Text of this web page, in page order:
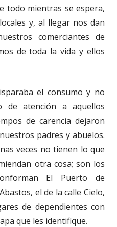
todo mientras se espera,
y, al llegar nos dan
comerciantes de
de toda la vida y ellos
el consumo y no
atención a aquellos
de carencia dejaron
padres y abuelos.
veces no tienen lo que
otra cosa; son los
El Puerto de
el de la calle Cielo,
de dependientes con
que les identifique.